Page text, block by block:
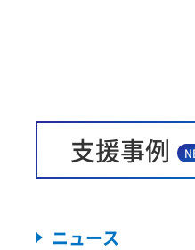
支援事例
ニュース